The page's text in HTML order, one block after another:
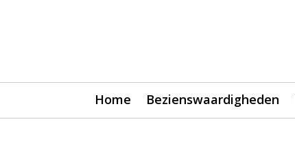
Home Bezienswaardigheden